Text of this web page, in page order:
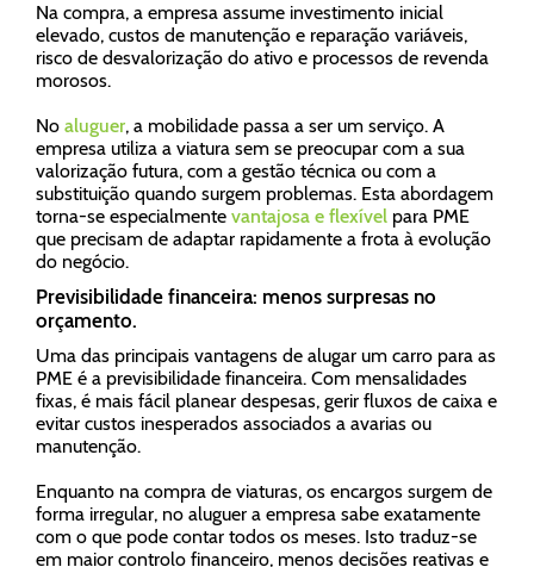
Na compra, a empresa assume investimento inicial
elevado, custos de manutenção e reparação variáveis,
risco de desvalorização do ativo e processos de revenda
morosos.
No aluguer, a mobilidade passa a ser um serviço. A
empresa utiliza a viatura sem se preocupar com a sua
valorização futura, com a gestão técnica ou com a
substituição quando surgem problemas. Esta abordagem
torna-se especialmente vantajosa e flexível para PME
que precisam de adaptar rapidamente a frota à evolução
do negócio.
Previsibilidade financeira: menos surpresas no
orçamento.
Uma das principais vantagens de alugar um carro para as
PME é a previsibilidade financeira. Com mensalidades
fixas, é mais fácil planear despesas, gerir fluxos de caixa e
evitar custos inesperados associados a avarias ou
manutenção.
Enquanto na compra de viaturas, os encargos surgem de
forma irregular, no aluguer a empresa sabe exatamente
com o que pode contar todos os meses. Isto traduz-se
em maior controlo financeiro, menos decisões reativas e